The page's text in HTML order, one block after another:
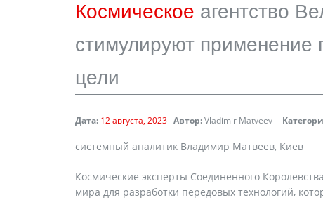
Космическое агентство
стимулируют применение
цели
Дата: 12 августа, 2023 Автор:Vladimir Matveev
системный аналитик Владимир Матвеев, Киев
Космические эксперты Соединенного
мира для разработки передовых технологий,